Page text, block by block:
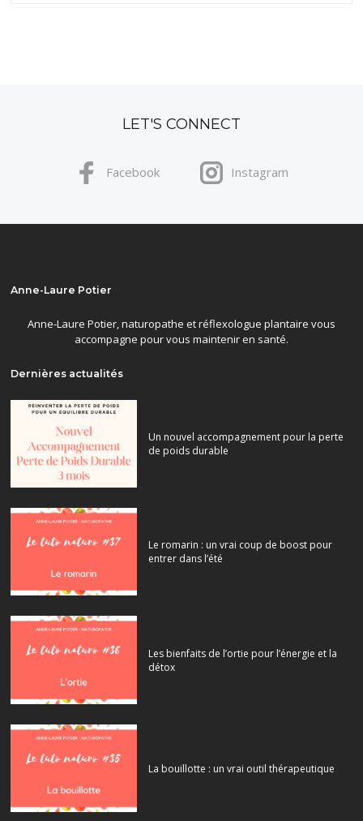
LET'S CONNECT
Facebook Instagram
Anne-Laure Potier
Anne-Laure Potier, naturopathe et réflexologue plantaire vous
accompagne pour vous maintenir en santé.
Dernières actualités
Un nouvel accompagnement pour la perte
de poids durable
Le romarin : un vrai coup de boost pour
entrer dans l’été
Les bienfaits de l’ortie pour l’énergie et la
détox
La bouillotte : un vrai outil thérapeutique